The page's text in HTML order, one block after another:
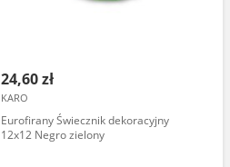
24,60 zł
KARO
Eurofirany Świecznik dekoracyjny
12x12 Negro zielony